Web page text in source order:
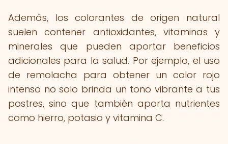
Además, los colorantes de origen natural
suelen contener antioxidantes, vitaminas y
minerales que pueden aportar beneficios
adicionales para la salud. Por ejemplo, el uso
de remolacha para obtener un color rojo
intenso no solo brinda un tono vibrante a tus
postres, sino que también aporta nutrientes
como hierro, potasio y vitamina C.